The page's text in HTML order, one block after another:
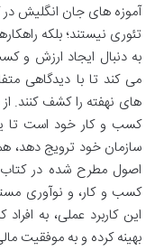
آموزه های جان انگلیش
تئوری نیستند؛ بلکه
به دنبال ایجاد ارزش و
می کند تا با دیدگاهی
های نهفته را کشف کنند. از
کسب و کار خود است تا
سازمان خود ترویج دهد،
اصول مطرح شده در
کسب و کار، و نوآوری
این کاربرد عملی، به
بهینه کرده و به موفقیت